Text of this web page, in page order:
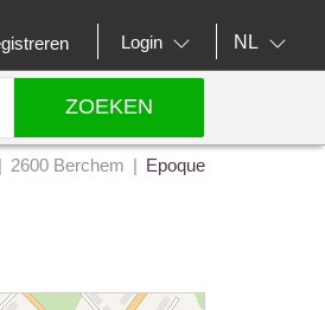
Login NL
ZOEKEN
2600 Berchem Epoque